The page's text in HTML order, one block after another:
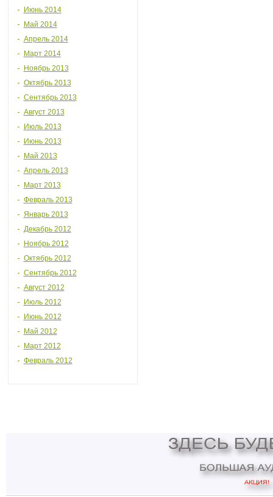
Июнь 2014
Май 2014
Апрель 2014
Март 2014
Ноябрь 2013
Октябрь 2013
Сентябрь 2013
Август 2013
Июль 2013
Июнь 2013
Май 2013
Апрель 2013
Март 2013
Февраль 2013
Январь 2013
Декабрь 2012
Ноябрь 2012
Октябрь 2012
Сентябрь 2012
Август 2012
Июль 2012
Июнь 2012
Май 2012
Март 2012
Февраль 2012